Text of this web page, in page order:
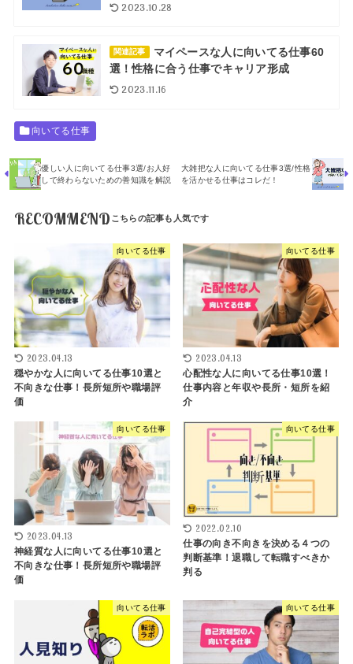
2023.10.28
関連記事
マイペースな人に向いてる仕事60
選！性格に合う仕事でキャリア形成
2023.11.16
向いてる仕事
優しい人に向いてる仕事3選/お人好
しで終わらないための善知識を解説
大雑把な人に向いてる仕事3選/性格
を活かせる仕事はコレだ！
RECOMMEND
向いてる仕事
2023.04.13
穏やかな人に向いてる仕事10選と
不向きな仕事！長所短所や職場評
価
向いてる仕事
2023.04.13
心配性な人に向いてる仕事10選！
仕事内容と年収や長所・短所を紹
介
向いてる仕事
2023.04.13
神経質な人に向いてる仕事10選と
不向きな仕事！長所短所や職場評
価
向いてる仕事
2022.02.10
仕事の向き不向きを決める４つの
判断基準！退職して転職すべきか
判る
向いてる仕事 向いてる仕事